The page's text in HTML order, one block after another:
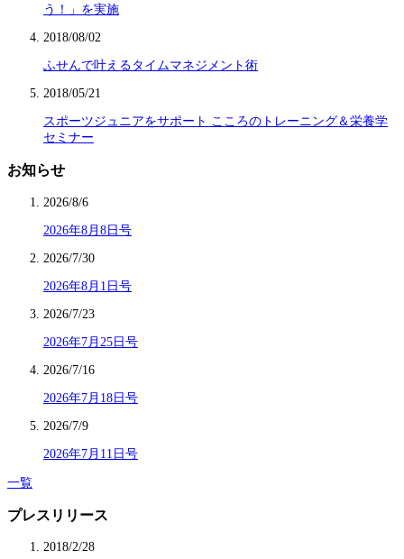
う！」を実施
2018/08/02
ふせんで叶えるタイムマネジメント術
2018/05/21
スポーツジュニアをサポート こころのトレーニング＆栄養学
セミナー
お知らせ
2026/8/6
2026年8月8日号
2026/7/30
2026年8月1日号
2026/7/23
2026年7月25日号
2026/7/16
2026年7月18日号
2026/7/9
2026年7月11日号
一覧
プレスリリース
2018/2/28